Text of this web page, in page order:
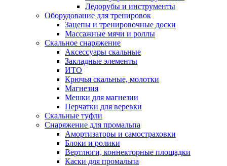
Ледорубы и инструменты
Оборудование для тренировок
Зацепы и тренировочные доски
Массажные мячи и роллы
Скальное снаряжение
Аксессуары скальные
Закладные элементы
ИТО
Крючья скальные, молотки
Магнезия
Мешки для магнезии
Перчатки для веревки
Скальные туфли
Снаряжение для промальпа
Амортизаторы и самостраховки
Блоки и ролики
Вертлюги, коннекторные площадки
Каски для промальпа